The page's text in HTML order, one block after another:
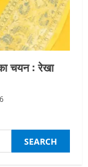
चयन : रेखा